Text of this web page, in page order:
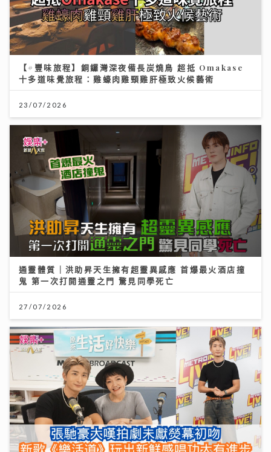
【#豐味旅程】銅鑼灣深夜備長炭燒鳥 超抵 Omakase
十多道味覺旅程：雞蠔肉雞頸雞肝極致火候藝術
23/07/2026
通靈體質｜洪助昇天生擁有超靈異感應 首爆最火酒店撞
鬼 第一次打開通靈之門 驚見同學死亡
27/07/2026